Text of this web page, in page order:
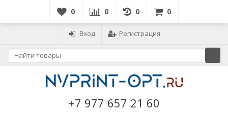
0 0 0 0
Вход Регистрация
+7 977 657 21 60